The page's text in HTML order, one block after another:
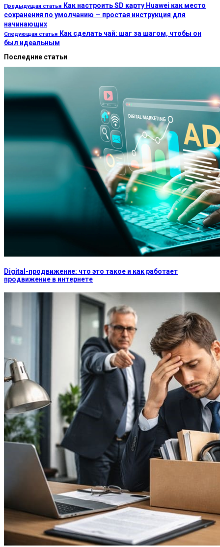
Предыдущая статья Как настроить SD карту Huawei как место
сохранения по умолчанию — простая инструкция для
начинающих
Следующая статья Как сделать чай: шаг за шагом, чтобы он
был идеальным
Последние статьи
Digital-продвижение: что это такое и как работает
продвижение в интернете